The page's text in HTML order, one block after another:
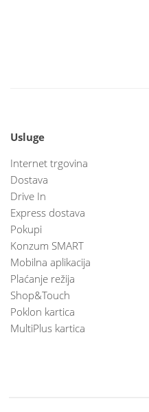
Usluge
Internet trgovina
Dostava
Drive In
Express dostava
Pokupi
Konzum SMART
Mobilna aplikacija
Plaćanje režija
Shop&Touch
Poklon kartica
MultiPlus kartica